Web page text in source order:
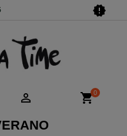
new_releases
 shopping_cart0